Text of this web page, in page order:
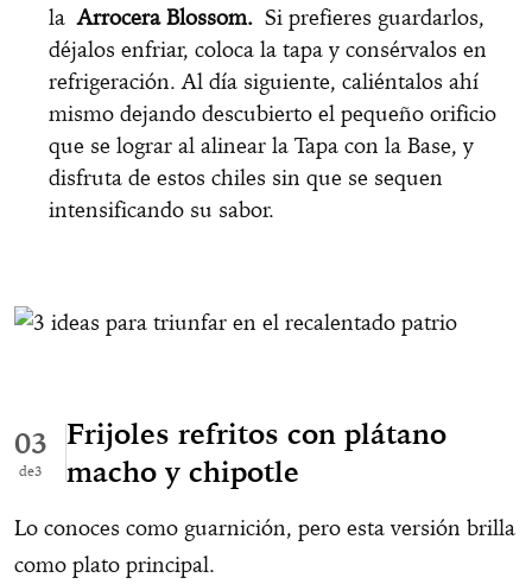
laArrocera Blossom. Si prefieres guardarlos,
déjalos enfriar, coloca la tapa y consérvalos en
refrigeración. Al día siguiente, caliéntalos ahí
mismo dejando descubierto el pequeño orificio
que se lograr al alinear la Tapa con la Base, y
disfruta de estos chiles sin que se sequen
intensificando su sabor.
03
3
Frijoles refritos con plátano
macho y chipotle
Lo conoces como guarnición, pero esta versión brilla
como plato principal.